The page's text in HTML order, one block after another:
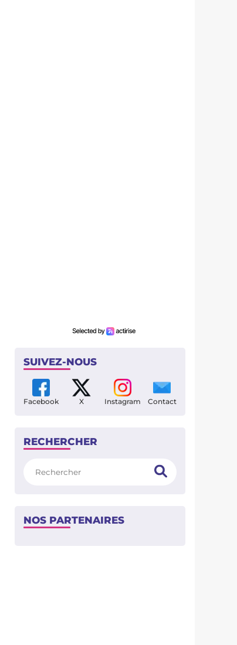
SUIVEZ-NOUS
Facebook X Instagram Contact
RECHERCHER
NOS PARTENAIRES